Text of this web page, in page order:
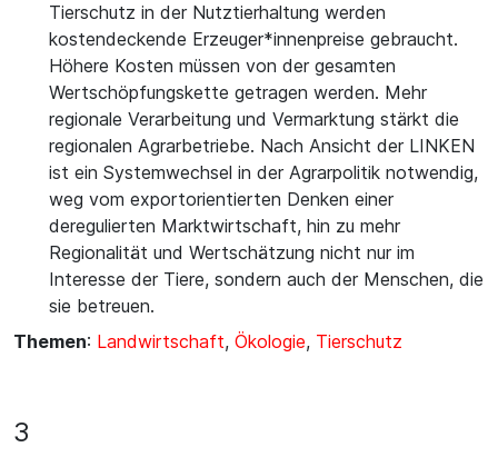
Tierschutz in der Nutztierhaltung werden
kostendeckende Erzeuger*innenpreise gebraucht.
Höhere Kosten müssen von der gesamten
Wertschöpfungskette getragen werden. Mehr
regionale Verarbeitung und Vermarktung stärkt die
regionalen Agrarbetriebe. Nach Ansicht der LINKEN
ist ein Systemwechsel in der Agrarpolitik notwendig,
weg vom exportorientierten Denken einer
deregulierten Marktwirtschaft, hin zu mehr
Regionalität und Wertschätzung nicht nur im
Interesse der Tiere, sondern auch der Menschen, die
sie betreuen.
Themen: Landwirtschaft, Ökologie, Tierschutz
3